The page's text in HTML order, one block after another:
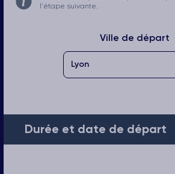
l'étape suivante.
Ville de départ
Durée et date de départ